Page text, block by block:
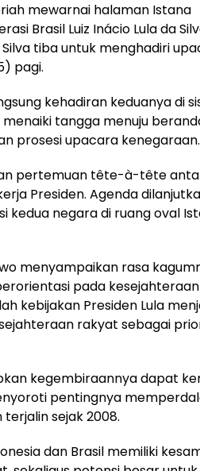
mewarnai halaman Istana
Brasil Luiz Inácio Lula da
tiba untuk menghadiri
pagi.
kehadiran keduanya di
tangga menuju
prosesi upacara kenegaraan.
pertemuan tête-à-tête
Presiden. Agenda
negara di ruang oval
menyampaikan rasa
pada
kebijakan Presiden Lula
rakyat sebagai
kegembiraannya dapat
pentingnya
sejak 2008.
dan Brasil memiliki